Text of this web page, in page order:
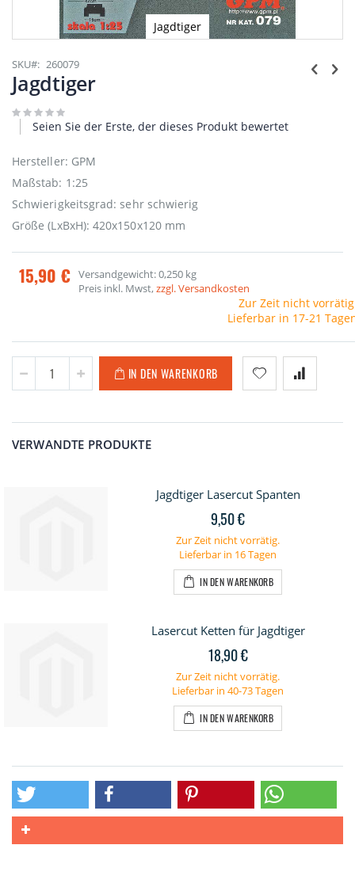
Jagdtiger
Anfang
der
Bildgalerie
SKU 260079
Jagdtiger
Seien Sie der Erste, der dieses Produkt bewertet
Hersteller: GPM
Maßstab: 1:25
Schwierigkeitsgrad: sehr schwierig
Größe (LxBxH): 420x150x120 mm
15,90 € Versandgewicht: 0,250 kg
Preis inkl. Mwst,zzgl. Versandkosten
Zur Zeit nicht
Lieferbar in 17-21
IN DEN WARENKORB
VERWANDTE PRODUKTE
Jagdtiger Lasercut Spanten
9,50 €
Zur Zeit nicht vorrätig.
Lieferbar in 16 Tagen
IN DEN WARENKORB
Lasercut Ketten für Jagdtiger
18,90 €
Zur Zeit nicht vorrätig.
Lieferbar in 40-73 Tagen
IN DEN WARENKORB